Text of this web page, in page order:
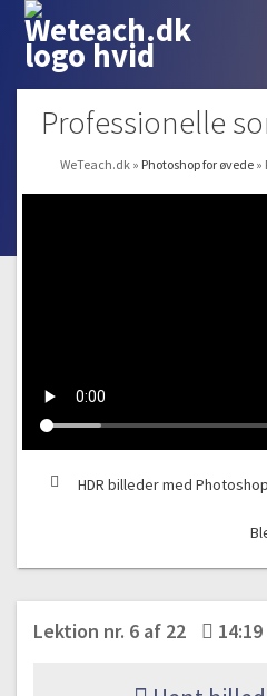
Professionelle
WeTeach.dk » Photoshop for øvede »
HDR billeder med Photoshop
Lektion nr. 6 af 22 14:19